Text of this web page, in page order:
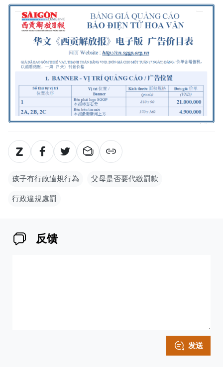
孩子有行政違規行為 父母是否要代繳罰款
行政違規處罰
反馈
发送